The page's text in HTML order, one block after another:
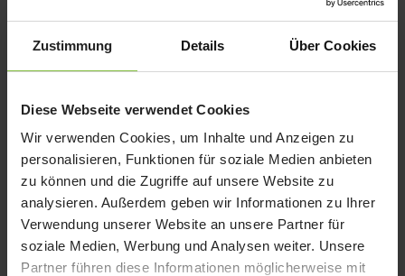
Zustimmung Details Über Cookies
Diese Webseite verwendet Cookies
Wir verwenden Cookies, um Inhalte und Anzeigen zu
personalisieren, Funktionen für soziale Medien anbieten
zu können und die Zugriffe auf unsere Website zu
analysieren. Außerdem geben wir Informationen zu Ihrer
Verwendung unserer Website an unsere Partner für
soziale Medien, Werbung und Analysen weiter. Unsere
Partner führen diese Informationen möglicherweise mit
iPad mini
iPad Pro
iPhone 6
iPhone SE
iPhone X
iPod nano
iPod shuffle
iPod touch